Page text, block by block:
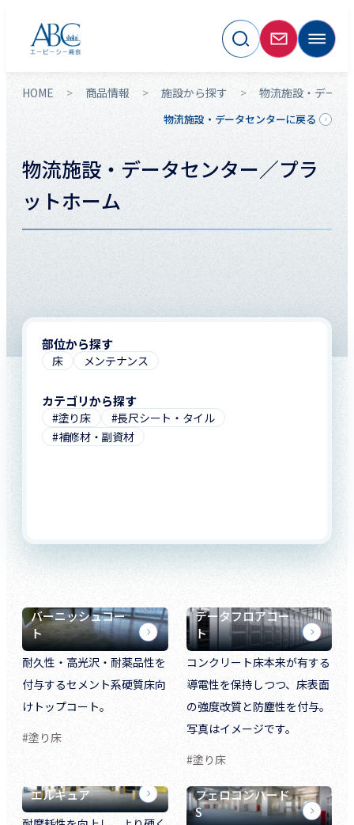
HOME 商品情報 施設から探す 物流施設・データ
物流施設・データセンターに戻る
物流施設・データセンター／プラ
ットホーム
部位から探す
床 メンテナンス
カテゴリから探す
#塗り床
#長尺シート・タイル
#補修材・副資材
バーニッシュコー
ト
耐久性・高光沢・耐薬品性を
付与するセメント系硬質床向
けトップコート。
#塗り床
データフロアコー
ト
コンクリート床本来が有する
導電性を保持しつつ、床表面
の強度改質と防塵性を付与。
写真はイメージです。
#塗り床
エルキュア
フェロコンハード
S